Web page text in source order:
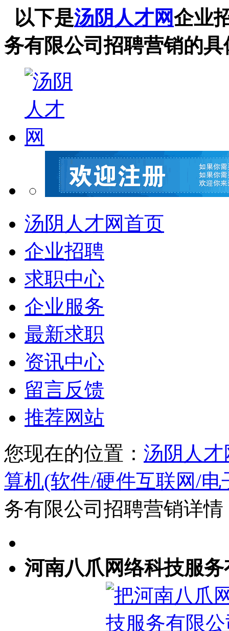
以下是汤阴人才网企业
务有限公司招聘营销的
汤阴人才网首页
企业招聘
求职中心
企业服务
最新求职
资讯中心
留言反馈
推荐网站
您现在的位置： 汤阴人才
算机(软件/硬件互联网/电
务有限公司招聘营销详情
河南八爪网络科技服